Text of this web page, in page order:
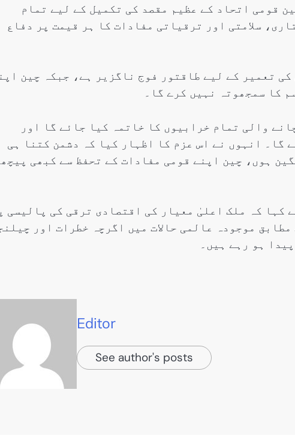
قومی اتحاد کے عظیم مقصد کی تکمیل کے لیے تمام
سلامتی اور ترقیاتی مفادات کا ہر قیمت پر دفاع
تعمیر کے لیے طاقتور فوج ناگزیر ہے، جبکہ چین
کا سمجھوتہ نہیں کرے گا۔
والی تمام خرابیوں کا خاتمہ کیا جائے گا اور
گا۔ انہوں نے اس عزم کا اظہار کیا کہ دشمن کتنا ہی
ہوں، چین اپنے قومی مفادات کے تحفظ سے کبھی
کہا کہ ملک اعلیٰ معیار کی اقتصادی ترقی کی پالیسی
موجودہ عالمی حالات میں اگرچہ خطرات اور
ہو رہے ہیں۔
Editor
See author's posts